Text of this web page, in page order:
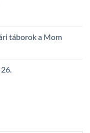
táborok a Mom